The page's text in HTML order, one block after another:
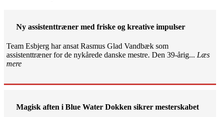
Ny assistenttræner med friske og kreative impulser
Team Esbjerg har ansat Rasmus Glad Vandbæk som
assistenttræner for de nykårede danske mestre. Den 39-årig... Læs
mere
Magisk aften i Blue Water Dokken sikrer mesterskabet